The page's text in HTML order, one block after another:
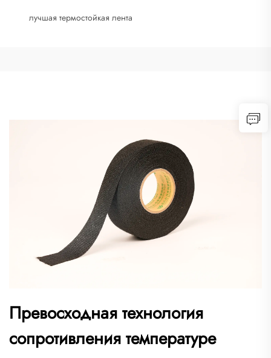
лучшая термостойкая лента
Превосходная технология
сопротивления температуре